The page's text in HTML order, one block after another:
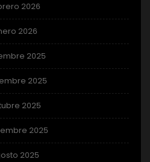
2026
2026
2025
2025
2025
2025
2025